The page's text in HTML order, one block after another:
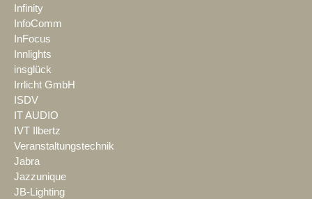
Infinity
InfoComm
InFocus
Innlights
insglück
Irrlicht GmbH
ISDV
IT AUDIO
IVT Ilbertz
Veranstaltungstechnik
Jabra
Jazzunique
JB-Lighting